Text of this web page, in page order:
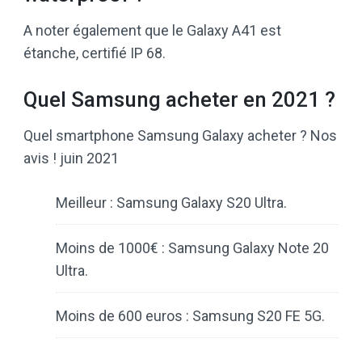
A noter également que le Galaxy A41 est
étanche, certifié IP 68.
Quel Samsung acheter en 2021 ?
Quel smartphone Samsung Galaxy acheter ? Nos
avis ! juin 2021
Meilleur : Samsung Galaxy S20 Ultra.
Moins de 1000€ : Samsung Galaxy Note 20
Ultra.
Moins de 600 euros : Samsung S20 FE 5G.